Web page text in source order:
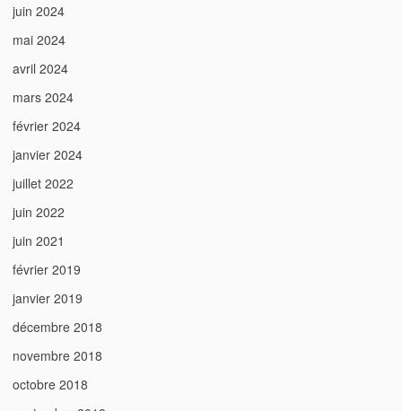
juin 2024
mai 2024
avril 2024
mars 2024
février 2024
janvier 2024
juillet 2022
juin 2022
juin 2021
février 2019
janvier 2019
décembre 2018
novembre 2018
octobre 2018